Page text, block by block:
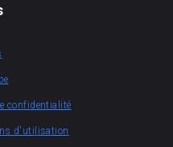
confidentialité
d'utilisation